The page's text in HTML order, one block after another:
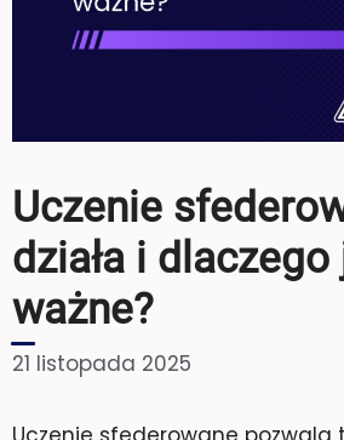
Uczenie
działa i dlaczego
ważne?
21 listopada 2025